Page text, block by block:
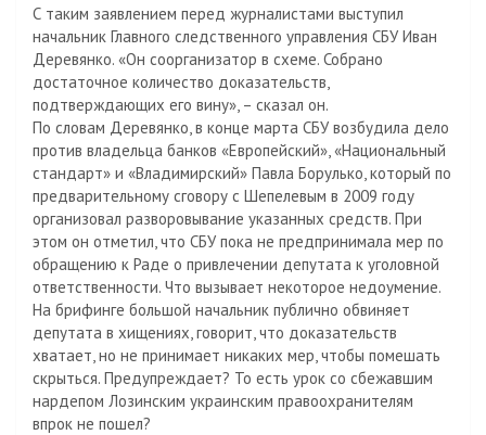
s
n
i
k
i
u
r
n
a
l
в
и
т
ь
С таким заявлением перед журналистами выступил
начальник Главного следственного управления СБУ Иван
Деревянко. «Он соорганизатор в схеме. Собрано
достаточное количество доказательств,
подтверждающих его вину», – сказал он.
По словам Деревянко, в конце марта СБУ возбудила дело
против владельца банков «Европейский», «Национальный
стандарт» и «Владимирский» Павла Борулько, который по
предварительному сговору с Шепелевым в 2009 году
организовал разворовывание указанных средств. При
этом он отметил, что СБУ пока не предпринимала мер по
обращению к Раде о привлечении депутата к уголовной
ответственности. Что вызывает некоторое недоумение.
На брифинге большой начальник публично обвиняет
депутата в хищениях, говорит, что доказательств
хватает, но не принимает никаких мер, чтобы помешать
скрыться. Предупреждает? То есть урок со сбежавшим
нардепом Лозинским украинским правоохранителям
впрок не пошел?